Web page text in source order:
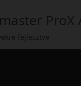
ProX
fejlesztve